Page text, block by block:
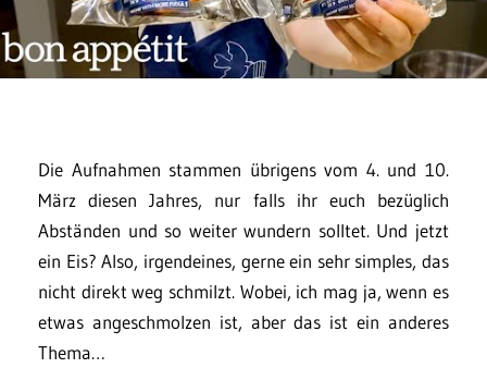
Die Aufnahmen stammen übrigens vom 4. und 10.
März diesen Jahres, nur falls ihr euch bezüglich
Abständen und so weiter wundern solltet. Und jetzt
ein Eis? Also, irgendeines, gerne ein sehr simples, das
nicht direkt weg schmilzt. Wobei, ich mag ja, wenn es
etwas angeschmolzen ist, aber das ist ein anderes
Thema…